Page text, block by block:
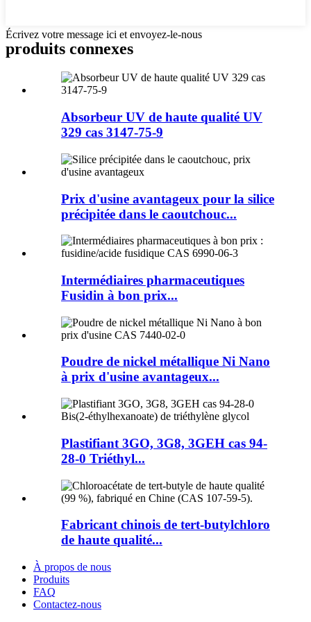
Écrivez votre message ici et envoyez-le-nous
produits connexes
Absorbeur UV de haute qualité UV
329 cas 3147-75-9
Prix ​​d'usine avantageux pour la silice
précipitée dans le caoutchouc...
Intermédiaires pharmaceutiques
Fusidin à bon prix...
Poudre de nickel métallique Ni Nano
à prix d'usine avantageux...
Plastifiant 3GO, 3G8, 3GEH cas 94-
28-0 Triéthyl...
Fabricant chinois de tert-butylchloro
de haute qualité...
À propos de nous
Produits
FAQ
Contactez-nous